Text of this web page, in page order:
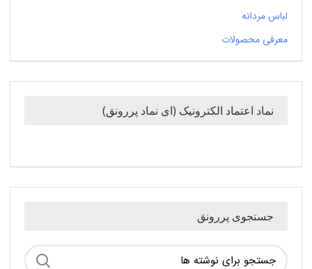
لباس مردانه
معرفی محصولات
نماد اعتماد الکترونیک (ای نماد پررونق)
جستجوی پررونق